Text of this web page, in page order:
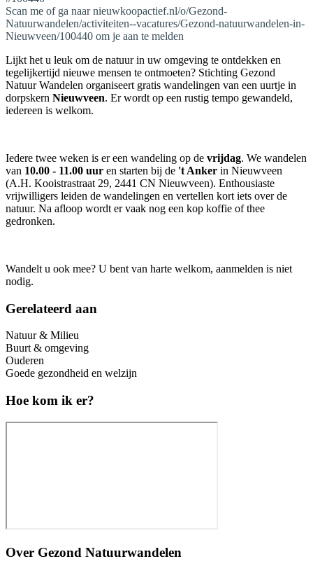
Scan me of ga naar nieuwkoopactief.nl/o/Gezond-
Natuurwandelen/activiteiten--vacatures/Gezond-natuurwandelen-in-
Nieuwveen/100440 om je aan te melden
Lijkt het u leuk om de natuur in uw omgeving te ontdekken en
tegelijkertijd nieuwe mensen te ontmoeten? Stichting Gezond
Natuur Wandelen organiseert gratis wandelingen van een uurtje in
dorpskern Nieuwveen. Er wordt op een rustig tempo gewandeld,
iedereen is welkom.
Iedere twee weken is er een wandeling op de vrijdag. We wandelen
van 10.00 - 11.00 uur en starten bij de 't Anker in Nieuwveen
(A.H. Kooistrastraat 29, 2441 CN Nieuwveen). Enthousiaste
vrijwilligers leiden de wandelingen en vertellen kort iets over de
natuur. Na afloop wordt er vaak nog een kop koffie of thee
gedronken.
Wandelt u ook mee? U bent van harte welkom, aanmelden is niet
nodig.
Gerelateerd aan
Natuur & Milieu
Buurt & omgeving
Ouderen
Goede gezondheid en welzijn
Hoe kom ik er?
Over Gezond Natuurwandelen